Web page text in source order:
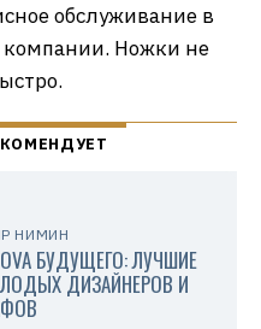
обслуживание в
компании. Ножки не
НИМИН
БУДУЩЕГО: ЛУЧШИЕ
ДИЗАЙНЕРОВ И